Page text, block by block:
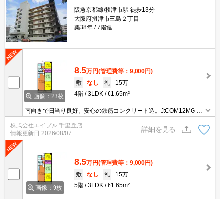
阪急京都線/摂津市駅 徒歩13分
大阪府摂津市三島２丁目
築38年
7階建
画像：23枚
8.5万円(管理費等：9,000円)
敷
なし 礼
15万
4階
3LDK 61.65m²
南向きで日当り良好。安心の鉄筋コンクリート造。J:COM12MG Wi
株式会社エイブル 千里丘店
情報更新日 2026/08/07
詳細を見る
画像：9枚
8.5万円(管理費等：9,000円)
敷
なし 礼
15万
5階
3LDK 61.65m²